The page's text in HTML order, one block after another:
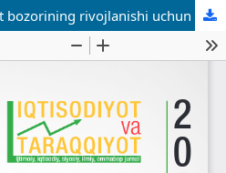
O‘zbekiston oziq-ovqat bozorining rivojlanishi uchun ijtimoiy-iqtisodiy prognozlash samaradorligini oshirish yo‘llari